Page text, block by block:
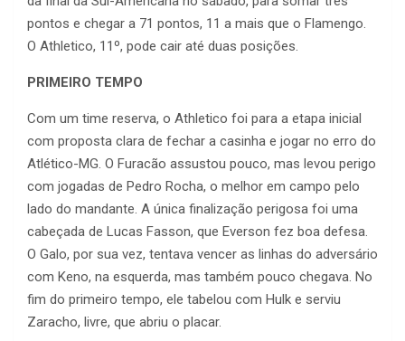
pontos e chegar a 71 pontos, 11 a mais que o Flamengo.
O Athletico, 11º, pode cair até duas posições.
PRIMEIRO TEMPO
Com um time reserva, o Athletico foi para a etapa inicial
com proposta clara de fechar a casinha e jogar no erro do
Atlético-MG. O Furacão assustou pouco, mas levou perigo
com jogadas de Pedro Rocha, o melhor em campo pelo
lado do mandante. A única finalização perigosa foi uma
cabeçada de Lucas Fasson, que Everson fez boa defesa.
O Galo, por sua vez, tentava vencer as linhas do adversário
com Keno, na esquerda, mas também pouco chegava. No
fim do primeiro tempo, ele tabelou com Hulk e serviu
Zaracho, livre, que abriu o placar.